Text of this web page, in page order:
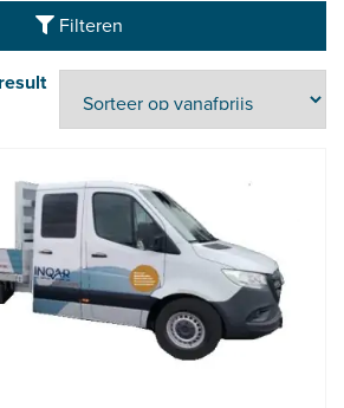
Filteren